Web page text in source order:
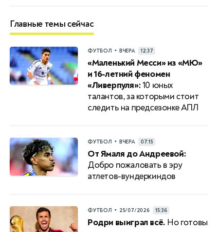
Главные темы сейчас
ФУТБОЛ • ВЧЕРА 12:37
«Маленький Месси» из «МЮ»
и 16-летний феномен
«Ливерпуля»:10 юных
талантов, за которыми стоит
следить на предсезонке АПЛ
ФУТБОЛ • ВЧЕРА 07:15
От Ямаля до Андреевой:
Добро пожаловать в эру
атлетов-вундеркиндов
ФУТБОЛ • 25/07/2026 15:36
Родри выиграл всё. Но готовы